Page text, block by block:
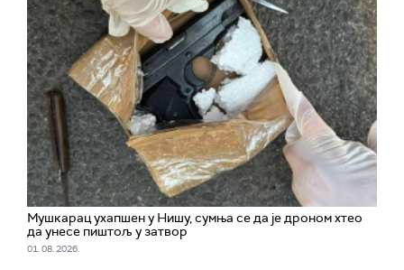
Мушкарац ухапшен у Нишу, сумња се да је дроном хтео
да унесе пиштољ у затвор
01. 08. 2026.